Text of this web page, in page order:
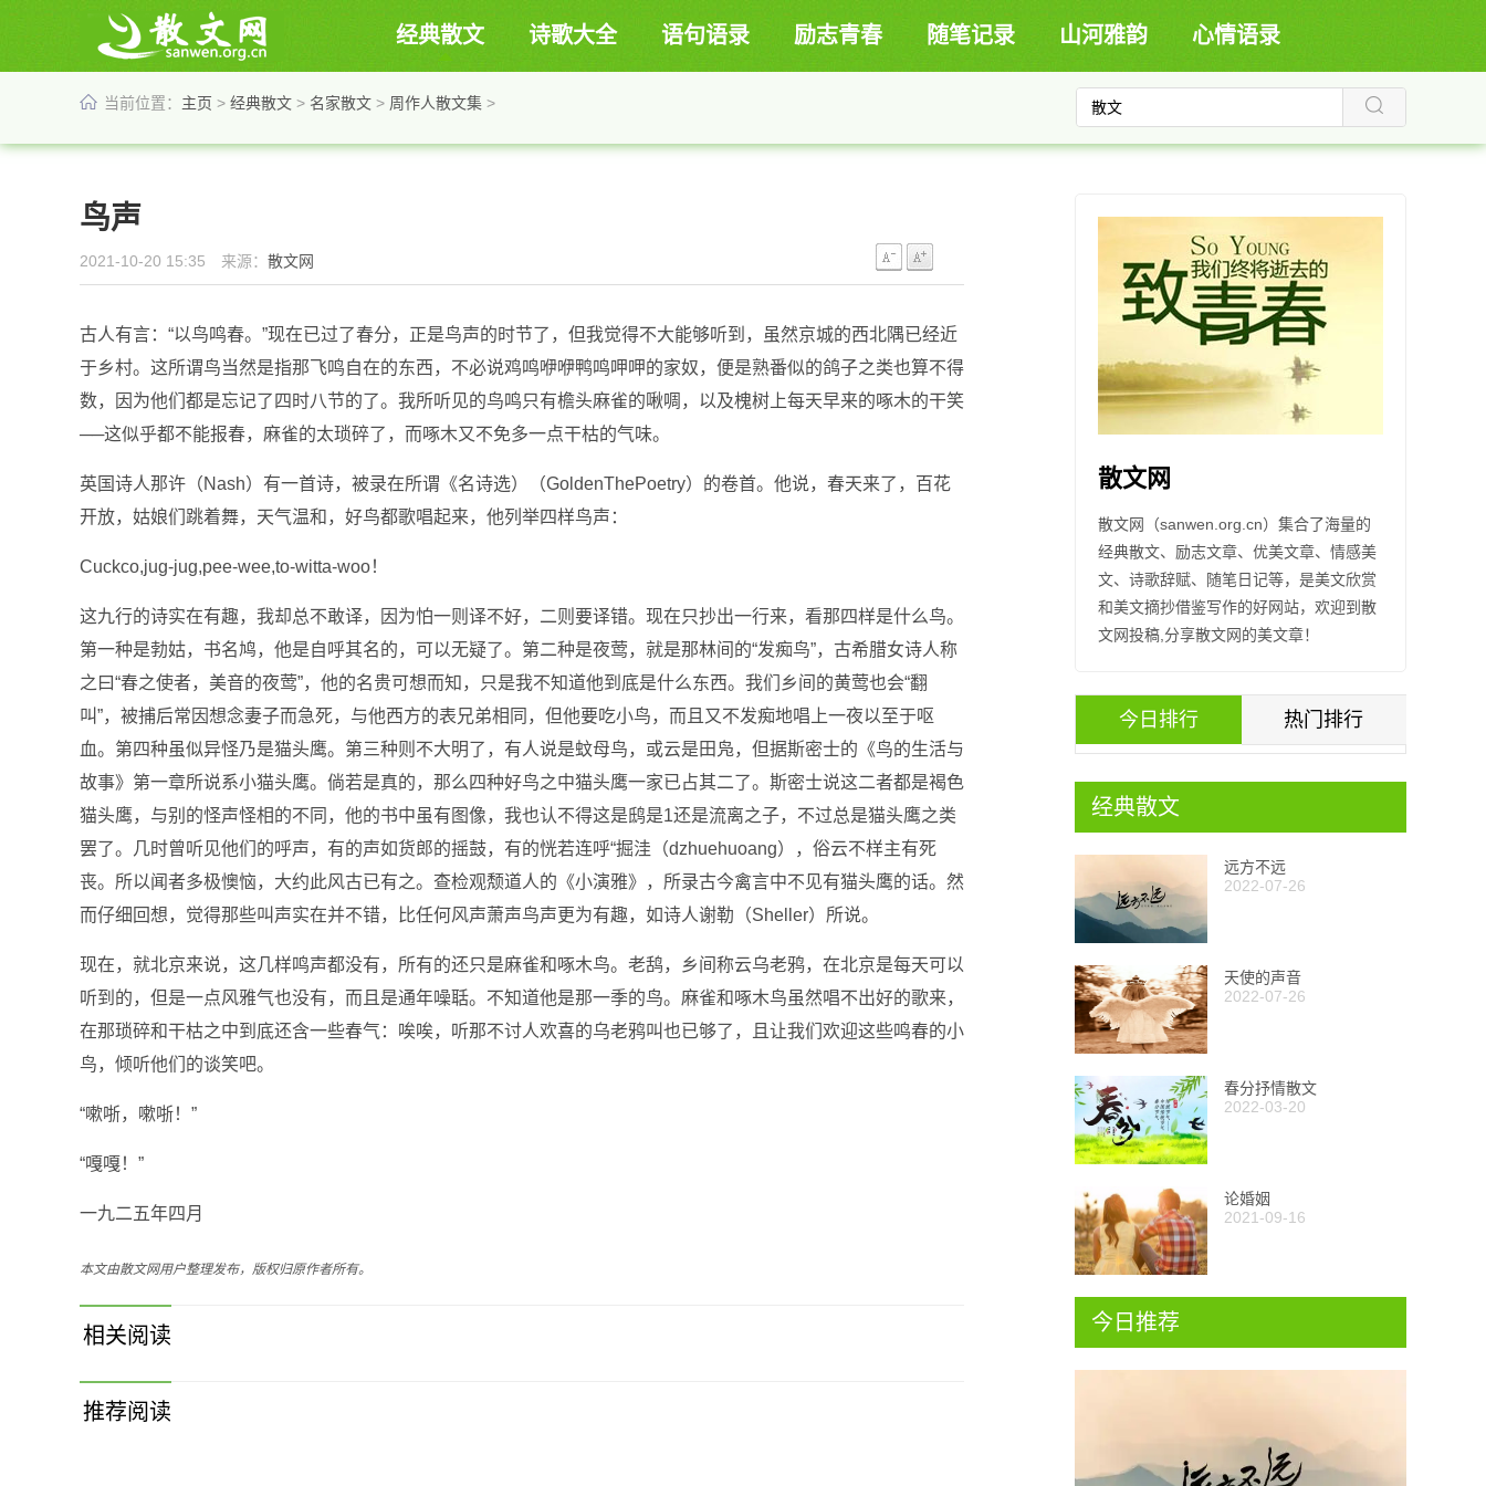
经典散文 诗歌大全 语句语录 励志青春 随笔记录 山河雅韵 心情语录
当前位置： 主页 > 经典散文 > 名家散文 > 周作人散文集 >
鸟声
2021-10-20 15:35 来源： 散文网
古人有言：“以鸟鸣春。”现在已过了春分，正是鸟声的时节了，但我觉得不大能够听到，虽然京城的西北隅已经近
于乡村。这所谓鸟当然是指那飞鸣自在的东西，不必说鸡鸣咿咿鸭鸣呷呷的家奴，便是熟番似的鸽子之类也算不得
数，因为他们都是忘记了四时八节的了。我所听见的鸟鸣只有檐头麻雀的啾啁，以及槐树上每天早来的啄木的干笑
──这似乎都不能报春，麻雀的太琐碎了，而啄木又不免多一点干枯的气味。
英国诗人那许（Nash）有一首诗，被录在所谓《名诗选）（GoldenThePoetry）的卷首。他说，春天来了，百花
开放，姑娘们跳着舞，天气温和，好鸟都歌唱起来，他列举四样鸟声：
Cuckco,jug-jug,pee-wee,to-witta-woo！
这九行的诗实在有趣，我却总不敢译，因为怕一则译不好，二则要译错。现在只抄出一行来，看那四样是什么鸟。
第一种是勃姑，书名鸠，他是自呼其名的，可以无疑了。第二种是夜莺，就是那林间的“发痴鸟”，古希腊女诗人称
之曰“春之使者，美音的夜莺”，他的名贵可想而知，只是我不知道他到底是什么东西。我们乡间的黄莺也会“翻
叫”，被捕后常因想念妻子而急死，与他西方的表兄弟相同，但他要吃小鸟，而且又不发痴地唱上一夜以至于呕
血。第四种虽似异怪乃是猫头鹰。第三种则不大明了，有人说是蚊母鸟，或云是田凫，但据斯密士的《鸟的生活与
故事》第一章所说系小猫头鹰。倘若是真的，那么四种好鸟之中猫头鹰一家已占其二了。斯密士说这二者都是褐色
猫头鹰，与别的怪声怪相的不同，他的书中虽有图像，我也认不得这是鸱是1还是流离之子，不过总是猫头鹰之类
罢了。几时曾听见他们的呼声，有的声如货郎的摇鼓，有的恍若连呼“掘洼（dzhuehuoang），俗云不样主有死
丧。所以闻者多极懊恼，大约此风古已有之。查检观颓道人的《小演雅》，所录古今禽言中不见有猫头鹰的话。然
而仔细回想，觉得那些叫声实在并不错，比任何风声萧声鸟声更为有趣，如诗人谢勒（Sheller）所说。
现在，就北京来说，这几样鸣声都没有，所有的还只是麻雀和啄木鸟。老鸹，乡间称云乌老鸦，在北京是每天可以
听到的，但是一点风雅气也没有，而且是通年噪聒。不知道他是那一季的鸟。麻雀和啄木鸟虽然唱不出好的歌来，
在那琐碎和干枯之中到底还含一些春气：唉唉，听那不讨人欢喜的乌老鸦叫也已够了，且让我们欢迎这些鸣春的小
鸟，倾听他们的谈笑吧。
“嗽哳，嗽哳！”
“嘎嘎！”
一九二五年四月
本文由散文网用户整理发布，版权归原作者所有。
相关阅读
推荐阅读
散文网
散文网（sanwen.org.cn）集合了海量的
经典散文、励志文章、优美文章、情感美
文、诗歌辞赋、随笔日记等，是美文欣赏
和美文摘抄借鉴写作的好网站，欢迎到散
文网投稿,分享散文网的美文章！
今日排行 热门排行
经典散文
远方不远
2022-07-26
天使的声音
2022-07-26
春分抒情散文
2022-03-20
论婚姻
2021-09-16
今日推荐